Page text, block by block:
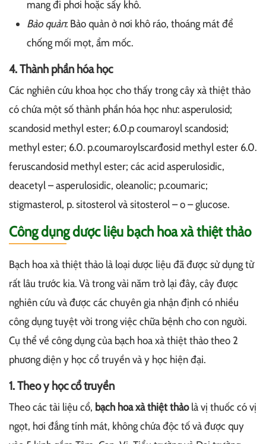
mang đi phơi hoặc sấy khô.
Bảo quản: Bảo quản ở nơi khô ráo, thoáng mát để
chống mối mọt, ẩm mốc.
4. Thành phần hóa học
Các nghiên cứu khoa học cho thấy trong cây xà thiệt thảo
có chứa một số thành phần hóa học như: asperulosid;
scandosid methyl ester; 6.0.p coumaroyl scandosid;
methyl ester; 6.0. p.coumaroylscarđosid methyl ester 6.0.
feruscandosid methyl ester; các acid asperulosidic,
deacetyl – asperulosidic, oleanolic; p.coumaric;
stigmasterol, p. sitosterol và sitosterol – o – glucose.
Công dụng dược liệu bạch hoa xà thiệt thảo
Bạch hoa xà thiệt thảo là loại dược liệu đã được sử dụng từ
rất lâu trước kia. Và trong vài năm trở lại đây, cây được
nghiên cứu và được các chuyên gia nhận định có nhiều
công dụng tuyệt vời trong việc chữa bệnh cho con người.
Cụ thể về công dụng của bạch hoa xà thiệt thảo theo 2
phương diện y học cổ truyền và y học hiện đại.
1. Theo y học cổ truyền
Theo các tài liệu cổ, bạch hoa xà thiệt thảolà vị thuốc có vị
ngọt, hơi đắng tính mát, không chứa độc tố và được quy